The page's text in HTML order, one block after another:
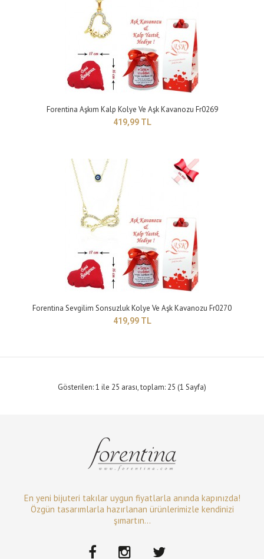
FORENTİNA AMETİST TAŞLI KOLYE - SAAT VE KALPLİ YASTIK HEDİYE!!
359,99 TL
Yapısı : BUJİTERİ ..
Forentina Altın Kaplama Balon Kolye Sonsuzluk Bileklik - Hediye
Yapısı:Bijuteri Zincir Uzunluğu: 42 cm&..
Forentina Aşkım Kalp Kolye Ve Aşk Kavanozu Fr0269
419,99 TL
Forentina Sevgilim Sonsuzluk Kolye Ve Aşk Kavanozu Fr0270
419,99 TL
Gösterilen: 1 ile 25 arası, toplam: 25 (1 Sayfa)
En yeni bijuteri takılar uygun fiyatlarla anında kapınızda!
Özgün tasarımlarla hazırlanan ürünlerimizle kendinizi
şımartın...